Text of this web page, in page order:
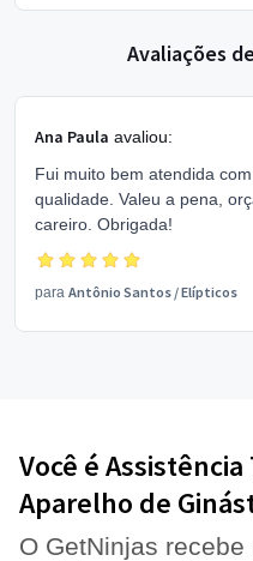
Avaliações
Ana Paula avaliou:
Fui muito bem atendida
qualidade. Valeu a pena,
careiro. Obrigada!
para Antônio Santos /Elípticos
Você é Assistência
Aparelho de
O GetNinjas